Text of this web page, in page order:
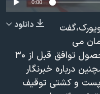
0:00
دانلود
می
برد،ایران از همه فرصت ها برای حصول توافق قبل از ۳۰
درباره خبرنگار
پست و کشتی توقیف